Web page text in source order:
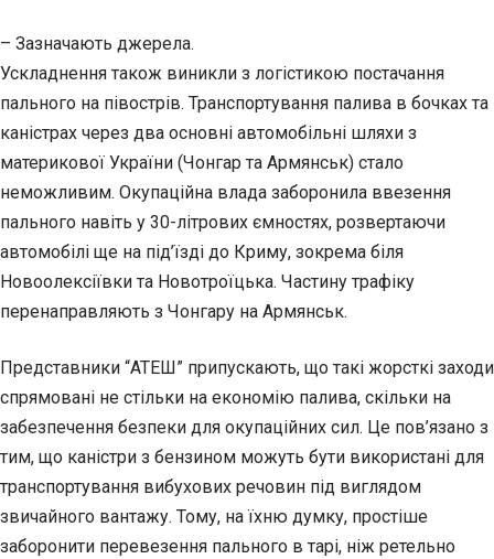
– Зазначають джерела.
Ускладнення також виникли з логістикою постачання
пального на півострів. Транспортування палива в бочках та
каністрах через два основні автомобільні шляхи з
материкової України (Чонгар та Армянськ) стало
неможливим. Окупаційна влада заборонила ввезення
пального навіть у 30-літрових ємностях, розвертаючи
автомобілі ще на під’їзді до Криму, зокрема біля
Новоолексіївки та Новотроїцька. Частину трафіку
перенаправляють з Чонгару на Армянськ.
Представники “АТЕШ” припускають, що такі жорсткі заходи
спрямовані не стільки на економію палива, скільки на
забезпечення безпеки для окупаційних сил. Це пов’язано з
тим, що каністри з бензином можуть бути використані для
транспортування вибухових речовин під виглядом
звичайного вантажу. Тому, на їхню думку, простіше
заборонити перевезення пального в тарі, ніж ретельно